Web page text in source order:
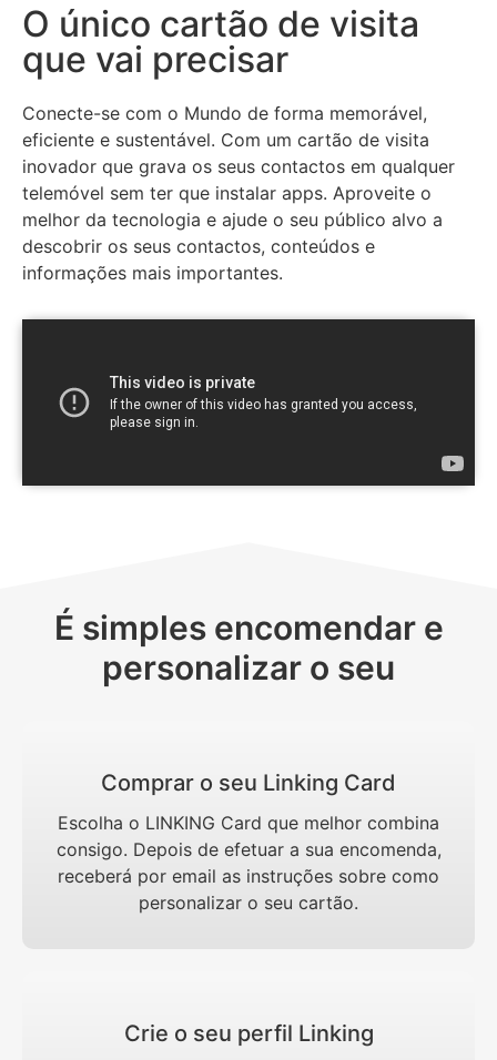
O único cartão de visita
que vai precisar
Conecte-se com o Mundo de forma memorável,
eficiente e sustentável. Com um cartão de visita
inovador que grava os seus contactos em qualquer
telemóvel sem ter que instalar apps. Aproveite o
melhor da tecnologia e ajude o seu público alvo a
descobrir os seus contactos, conteúdos e
informações mais importantes.
É simples encomendar e
personalizar o seu
Comprar o seu Linking Card
Escolha o LINKING Card que melhor combina
consigo. Depois de efetuar a sua encomenda,
receberá por email as instruções sobre como
personalizar o seu cartão.
Crie o seu perfil Linking